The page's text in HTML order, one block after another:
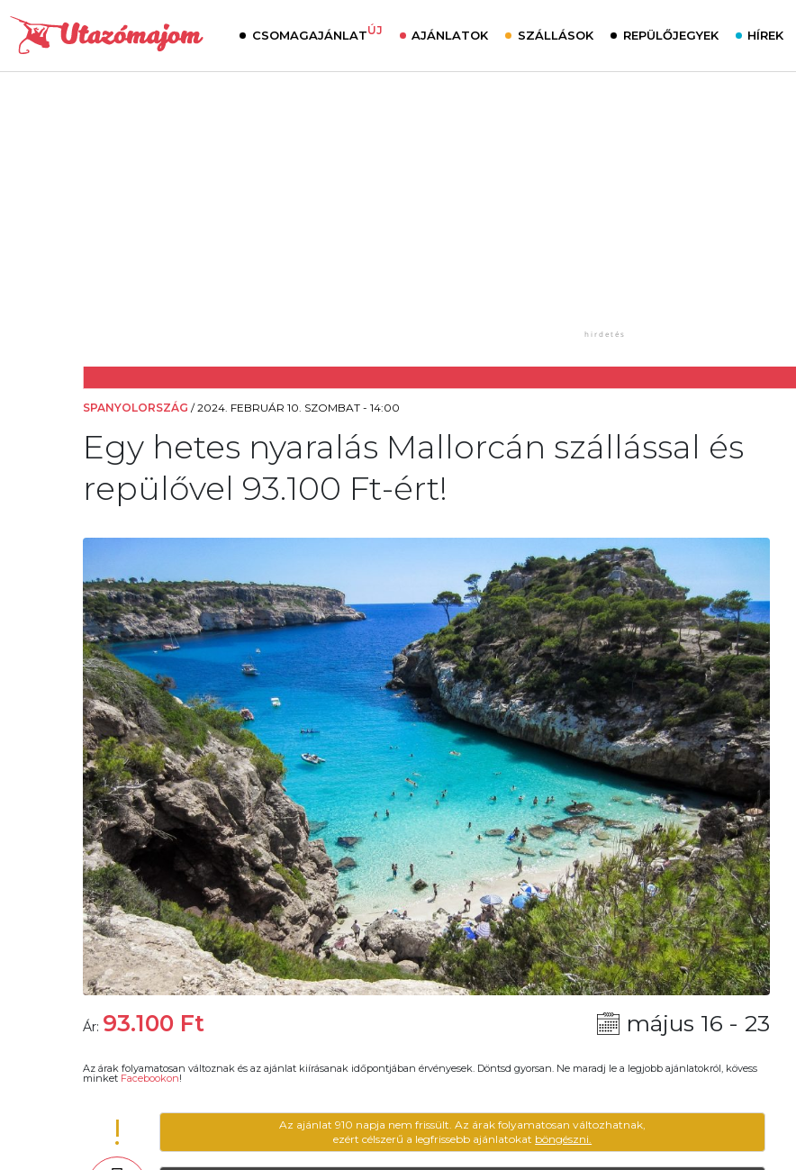
CSOMAGAJÁNLATÚJ AJÁNLATOK SZÁLLÁSOK REPÜLŐJEGYEK HÍREK
SPANYOLORSZÁG /2024. FEBRUÁR 10. SZOMBAT - 14:00
Egy hetes nyaralás Mallorcán szállással és
repülővel 93.100 Ft-ért!
Ár: 93.100 Ft május 16 - 23
Az árak folyamatosan változnak és az ajánlat kiírásanak időpontjában érvényesek. Döntsd gyorsan. Ne maradj le a legjobb ajánlatokról, kövess
minket Facebookon!
!
Az ajánlat 910 napja nem frissült. Az árak folyamatosan változhatnak,
ezért célszerű a legfrissebb ajánlatokat böngészni.